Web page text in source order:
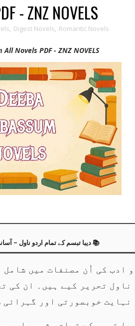
- ZNZ NOVELS
, Digest Novels, Romantic Novels
All Novels PDF - ZNZ NOVELS
📚 دیبا تبسم کے تمام اردو ناول –
ادب کی اُن مصنفات میں
ناول تحریر کیے ہیں۔ ان کی
نہایت خوبصورتی اور گہرائی